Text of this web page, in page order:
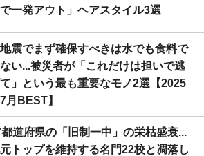
一発アウト」ヘアスタイル3選
震でまず確保すべきは水でも食料で
い...被災者が「これだけは担いで逃
」という最も重要なモノ2選【2025
月BEST】
道府県の「旧制一中」の栄枯盛衰...
トップを維持する名門22校と凋落し